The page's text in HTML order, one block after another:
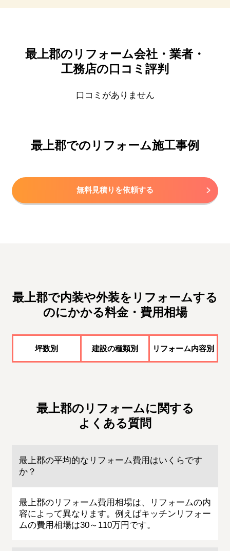
最上郡のリフォーム会社・業者・
工務店の口コミ評判
口コミがありません
最上郡でのリフォーム施工事例
無料見積りを依頼する
最上郡で内装や外装をリフォームする
のにかかる料金・費用相場
坪数別 建設の種類別 リフォーム内容別
最上郡のリフォームに関する
よくある質問
最上郡の平均的なリフォーム費用はいくらです
か？
最上郡のリフォーム費用相場は、リフォームの内
容によって異なります。例えばキッチンリフォー
ムの費用相場は30～110万円です。